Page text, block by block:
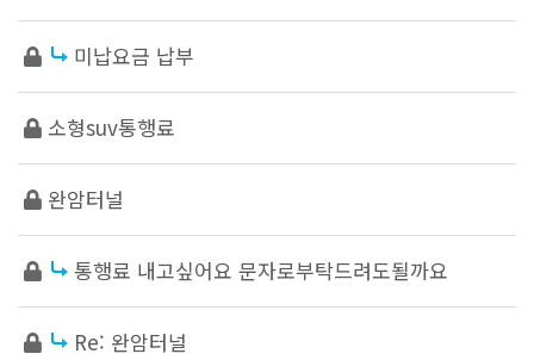
미납요금 납부
소형suv통행료
완암터널
통행료 내고싶어요 문자로부탁드려도될까요
Re: 완암터널